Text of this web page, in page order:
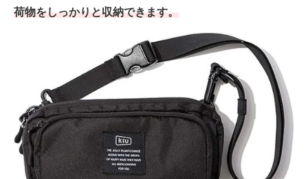
荷物をしっかりと収納できます。